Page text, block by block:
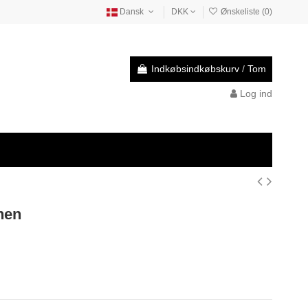
Dansk DKK Ønskeliste (0)
Indkøbsindkøbskurv / Tom
Log ind